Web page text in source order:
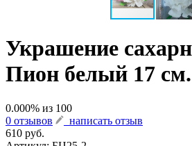
Украшение
Пион белый 17 см.
0.000% из 100
0 отзывов
написать отзыв
610 руб.